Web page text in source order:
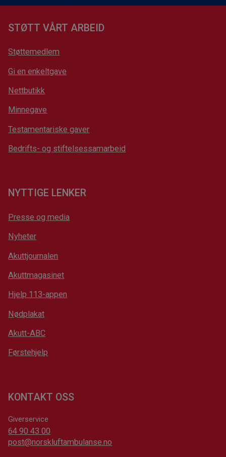
STØTT VÅRT ARBEID
Støttemedlem
Gi en enkeltgave
Nettbutikk
Minnegave
Testamentariske gaver
Bedrifts- og stiftelsessamarbeid
NYTTIGE LENKER
Presse og media
Nyheter
Akuttjournalen
Akuttmagasinet
Hjelp 113-appen
Nødplakat
Akutt-ABC
Førstehjelp
KONTAKT OSS
Giverservice
64 90 43 00
post@norskluftambulanse.no